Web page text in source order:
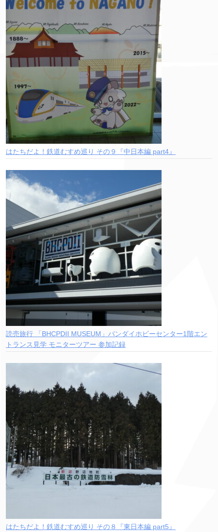
はたちだよ！鉄道むすめ巡り その９『中日本編 part4』
読売旅行 「BHCPDII MUSEUM」バンダイホビーセンター1階エン
トランス見学 モニターツアー 参加記録
はたちだよ！鉄道むすめ巡り その８『東日本編 part5』